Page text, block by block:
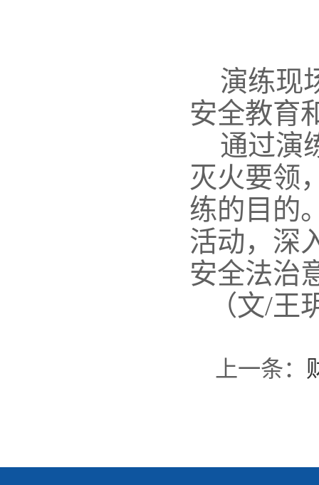
演练现
安全教育
通过演
灭火要领
练的目的
活动，深
安全法治
（文/王
上一条：